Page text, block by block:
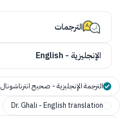
الترجمات
الإنجليزية - English
الترجمة الإنجليزية - صحيح انترناشونال
Dr. Ghali - English translation